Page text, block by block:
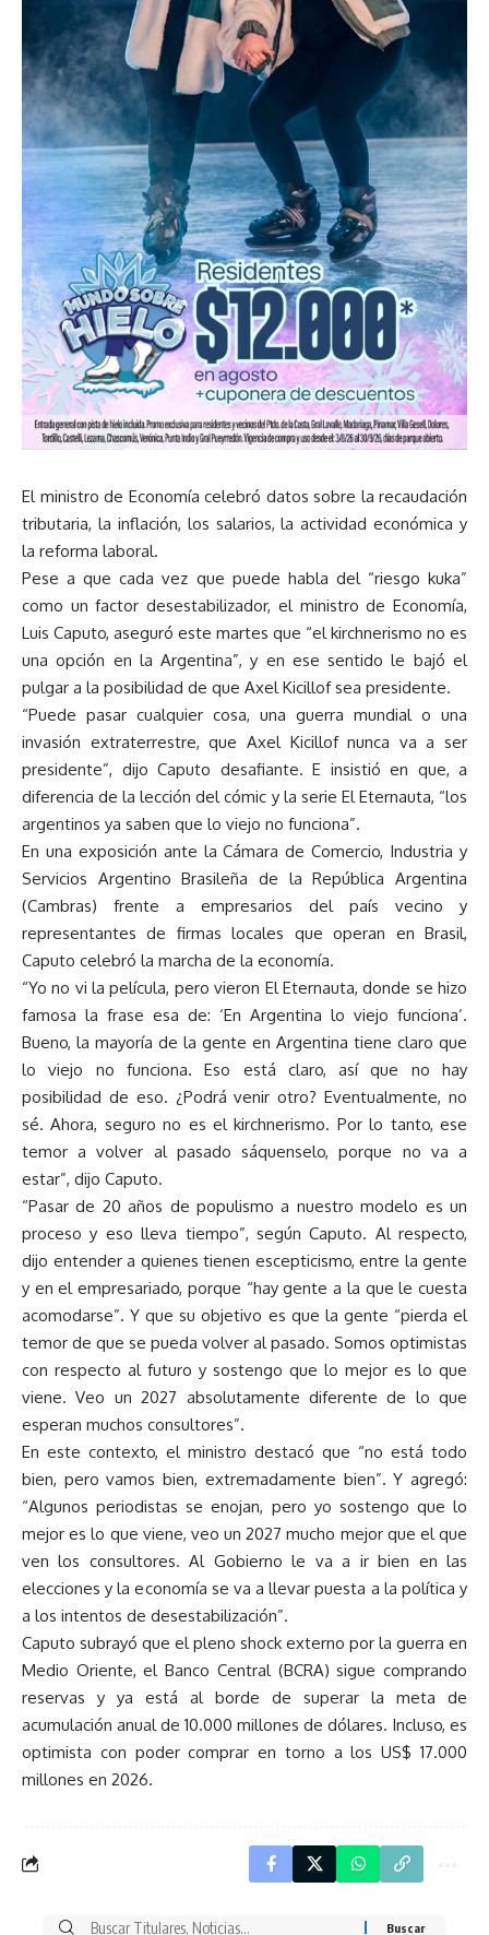
El ministro de Economía celebró datos sobre la recaudación
tributaria, la inflación, los salarios, la actividad económica y
la reforma laboral.
Pese a que cada vez que puede habla del “riesgo kuka”
como un factor desestabilizador, el ministro de Economía,
Luis Caputo, aseguró este martes que “el kirchnerismo no es
una opción en la Argentina”, y en ese sentido le bajó el
pulgar a la posibilidad de que Axel Kicillof sea presidente.
“Puede pasar cualquier cosa, una guerra mundial o una
invasión extraterrestre, que Axel Kicillof nunca va a ser
presidente”, dijo Caputo desafiante. E insistió en que, a
diferencia de la lección del cómic y la serie El Eternauta, “los
argentinos ya saben que lo viejo no funciona”.
En una exposición ante la Cámara de Comercio, Industria y
Servicios Argentino Brasileña de la República Argentina
(Cambras) frente a empresarios del país vecino y
representantes de firmas locales que operan en Brasil,
Caputo celebró la marcha de la economía.
“Yo no vi la película, pero vieron El Eternauta, donde se hizo
famosa la frase esa de: ‘En Argentina lo viejo funciona’.
Bueno, la mayoría de la gente en Argentina tiene claro que
lo viejo no funciona. Eso está claro, así que no hay
posibilidad de eso. ¿Podrá venir otro? Eventualmente, no
sé. Ahora, seguro no es el kirchnerismo. Por lo tanto, ese
temor a volver al pasado sáquenselo, porque no va a
estar”, dijo Caputo.
“Pasar de 20 años de populismo a nuestro modelo es un
proceso y eso lleva tiempo”, según Caputo. Al respecto,
dijo entender a quienes tienen escepticismo, entre la gente
y en el empresariado, porque “hay gente a la que le cuesta
acomodarse”. Y que su objetivo es que la gente “pierda el
temor de que se pueda volver al pasado. Somos optimistas
con respecto al futuro y sostengo que lo mejor es lo que
viene. Veo un 2027 absolutamente diferente de lo que
esperan muchos consultores”.
En este contexto, el ministro destacó que “no está todo
bien, pero vamos bien, extremadamente bien”. Y agregó:
“Algunos periodistas se enojan, pero yo sostengo que lo
mejor es lo que viene, veo un 2027 mucho mejor que el que
ven los consultores. Al Gobierno le va a ir bien en las
elecciones y la economía se va a llevar puesta a la política y
a los intentos de desestabilización”.
Caputo subrayó que el pleno shock externo por la guerra en
Medio Oriente, el Banco Central (BCRA) sigue comprando
reservas y ya está al borde de superar la meta de
acumulación anual de 10.000 millones de dólares. Incluso, es
optimista con poder comprar en torno a los US$ 17.000
millones en 2026.
Buscar